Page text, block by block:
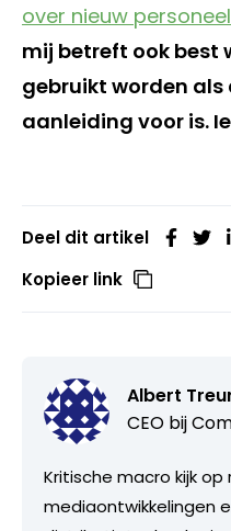
over nieuw personeel
mij betreft ook best
gebruikt worden
aanleiding voor is.
Deel dit artikel
Kopieer link
Albert
CEO bij
Kritische macro kijk
mediaontwikkelingen